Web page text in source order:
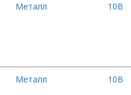
Металл 10B
Металл 10B